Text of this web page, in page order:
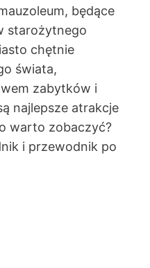
będące
starożytnego
chętnie
świata,
zabytków i
najlepsze atrakcje
warto zobaczyć?
i przewodnik po